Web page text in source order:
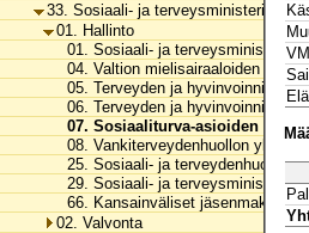
33. Sosiaali- ja terveysministeriön
01. Hallinto
01. Sosiaali- ja terveysministeriön
04. Valtion mielisairaaloiden
05. Terveyden ja hyvinvoinnin
06. Terveyden ja hyvinvoinnin
07. Sosiaaliturva-asioiden
08. Vankiterveydenhuollon yksikön
25. Sosiaali- ja terveydenhuollon
29. Sosiaali- ja terveysministeriön
66. Kansainväliset jäsenmaksut ja
02. Valvonta